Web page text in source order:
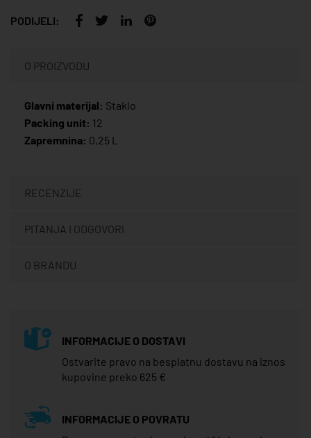
PODIJELI:
O PROIZVODU
Glavni materijal: Staklo
Packing unit: 12
Zapremnina: 0,25 L
RECENZIJE
PITANJA I ODGOVORI
O BRANDU
INFORMACIJE O DOSTAVI
Ostvarite pravo na besplatnu dostavu na iznos
kupovine preko 625 €
INFORMACIJE O POVRATU